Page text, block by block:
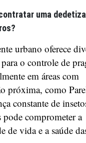
uma
urbano oferece
o controle de
em áreas com
próxima, como
constante de
pode comprometer a
de vida e a saúde